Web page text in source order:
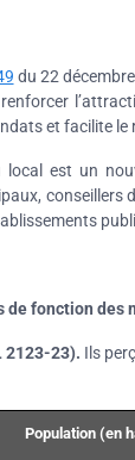
du 22
et facilite
est un
conseillers
de fonction des
2123-23). Ils
Population (en